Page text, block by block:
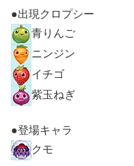
●出現クロプシー
青りんご
ニンジン
イチゴ
紫玉ねぎ
●登場キャラ
クモ